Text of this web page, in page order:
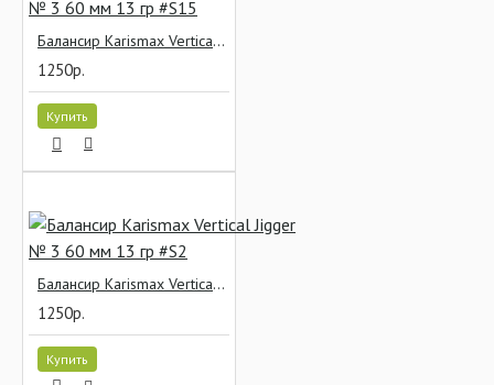
Балансир Karismax Vertical Jigger № 3 60 мм 13 гр #S15
1250р.
Купить
Балансир Karismax Vertical Jigger № 3 60 мм 13 гр #S2
1250р.
Купить